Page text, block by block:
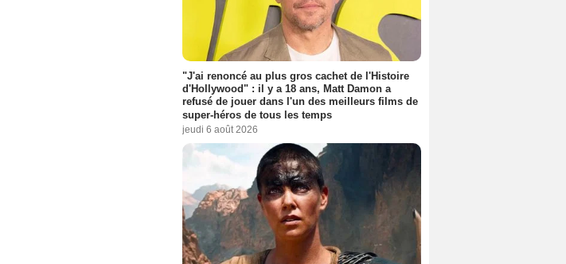
"J'ai renoncé au plus gros cachet de l'Histoire
d'Hollywood" : il y a 18 ans, Matt Damon a
refusé de jouer dans l'un des meilleurs films de
super-héros de tous les temps
jeudi 6 août 2026